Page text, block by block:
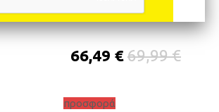
KB 5 ΣΚΟΥΠΑΚΙ
69,99 €
66,49 €
προσφορά